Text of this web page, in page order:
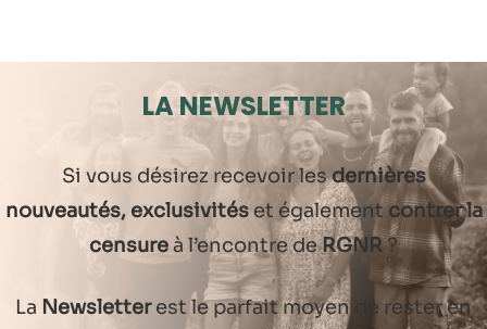
LA NEWSLETTER
Si vous désirez recevoir lesdernières
nouveautés, exclusivitéset également contrer la
censureà l’encontre deRGNR?
La Newsletterest le parfait moyen de rester en